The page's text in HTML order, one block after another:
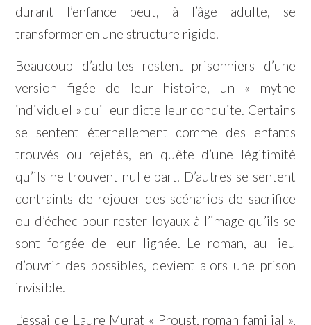
durant l’enfance peut, à l’âge adulte, se
transformer en une structure rigide.
Beaucoup d’adultes restent prisonniers d’une
version figée de leur histoire, un « mythe
individuel » qui leur dicte leur conduite. Certains
se sentent éternellement comme des enfants
trouvés ou rejetés, en quête d’une légitimité
qu’ils ne trouvent nulle part. D’autres se sentent
contraints de rejouer des scénarios de sacrifice
ou d’échec pour rester loyaux à l’image qu’ils se
sont forgée de leur lignée. Le roman, au lieu
d’ouvrir des possibles, devient alors une prison
invisible.
L’essai de Laure Murat « Proust, roman familial »,